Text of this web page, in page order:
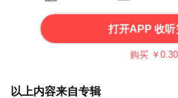
打开APP 收听
购买 ￥ 0.30
以上内容来自专辑